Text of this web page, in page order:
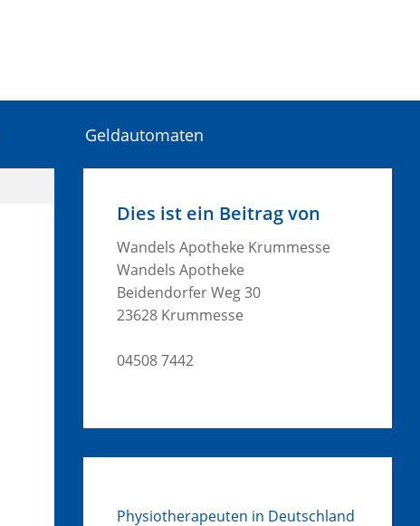
Geldautomaten
Dies ist ein Beitrag von
Wandels Apotheke Krummesse
Wandels Apotheke
Beidendorfer Weg 30
23628 Krummesse
04508 7442
Physiotherapeuten in Deutschland